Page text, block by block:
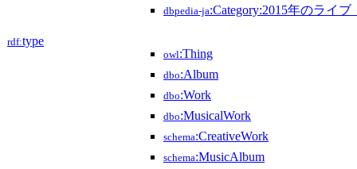
dbpedia-ja:Category:2015年のライ
rdf:type
owl:Thing
dbo:Album
dbo:Work
dbo:MusicalWork
schema:CreativeWork
schema:MusicAlbum